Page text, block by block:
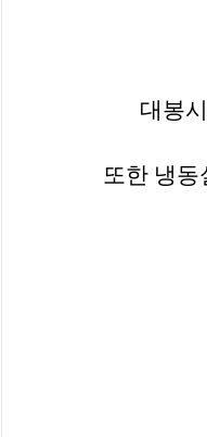
대봉
또한 냉동